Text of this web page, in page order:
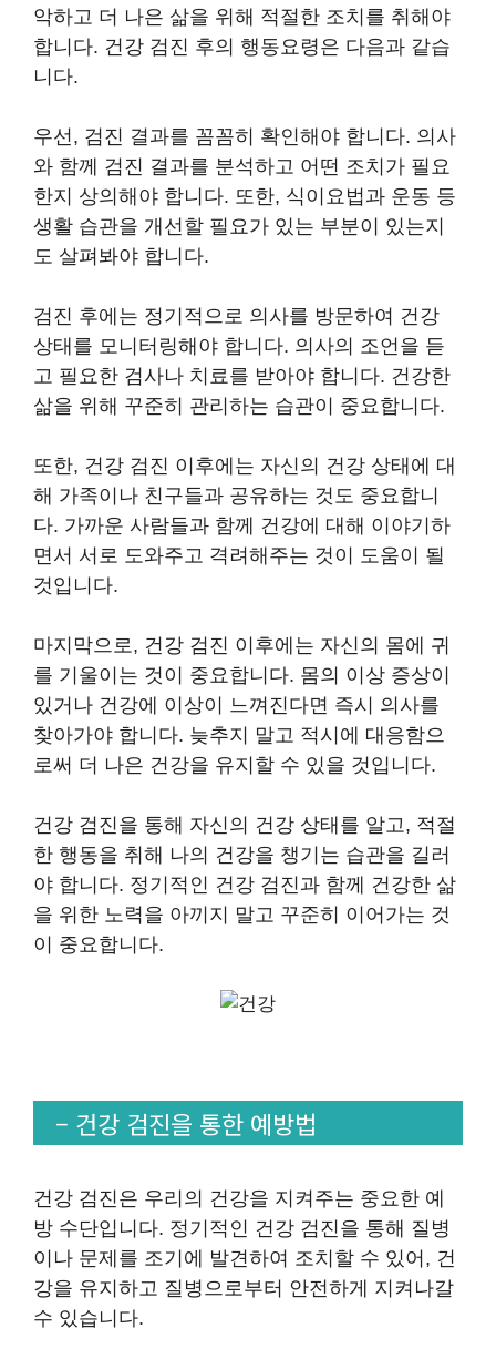
악하고 더 나은 삶을 위해 적절한 조치를 취해야
합니다. 건강 검진 후의 행동요령은 다음과 같습
니다.
우선, 검진 결과를 꼼꼼히 확인해야 합니다. 의사
와 함께 검진 결과를 분석하고 어떤 조치가 필요
한지 상의해야 합니다. 또한, 식이요법과 운동 등
생활 습관을 개선할 필요가 있는 부분이 있는지
도 살펴봐야 합니다.
검진 후에는 정기적으로 의사를 방문하여 건강
상태를 모니터링해야 합니다. 의사의 조언을 듣
고 필요한 검사나 치료를 받아야 합니다. 건강한
삶을 위해 꾸준히 관리하는 습관이 중요합니다.
또한, 건강 검진 이후에는 자신의 건강 상태에 대
해 가족이나 친구들과 공유하는 것도 중요합니
다. 가까운 사람들과 함께 건강에 대해 이야기하
면서 서로 도와주고 격려해주는 것이 도움이 될
것입니다.
마지막으로, 건강 검진 이후에는 자신의 몸에 귀
를 기울이는 것이 중요합니다. 몸의 이상 증상이
있거나 건강에 이상이 느껴진다면 즉시 의사를
찾아가야 합니다. 늦추지 말고 적시에 대응함으
로써 더 나은 건강을 유지할 수 있을 것입니다.
건강 검진을 통해 자신의 건강 상태를 알고, 적절
한 행동을 취해 나의 건강을 챙기는 습관을 길러
야 합니다. 정기적인 건강 검진과 함께 건강한 삶
을 위한 노력을 아끼지 말고 꾸준히 이어가는 것
이 중요합니다.
– 건강 검진을 통한 예방법
건강 검진은 우리의 건강을 지켜주는 중요한 예
방 수단입니다. 정기적인 건강 검진을 통해 질병
이나 문제를 조기에 발견하여 조치할 수 있어, 건
강을 유지하고 질병으로부터 안전하게 지켜나갈
수 있습니다.